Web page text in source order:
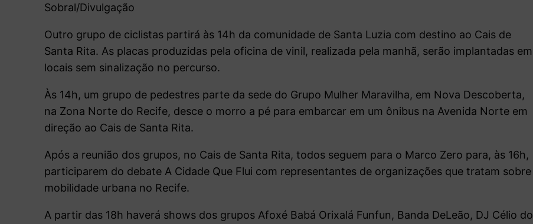
Sobral/Divulgação
Outro grupo de ciclistas partirá às 14h da comunidade de Santa Luzia com destino ao Cais de
Santa Rita. As placas produzidas pela oficina de vinil, realizada pela manhã, serão implantadas em
locais sem sinalização no percurso.
Às 14h, um grupo de pedestres parte da sede do Grupo Mulher Maravilha, em Nova Descoberta,
na Zona Norte do Recife, desce o morro a pé para embarcar em um ônibus na Avenida Norte em
direção ao Cais de Santa Rita.
Após a reunião dos grupos, no Cais de Santa Rita, todos seguem para o Marco Zero para, às 16h,
participarem do debate A Cidade Que Flui com representantes de organizações que tratam sobre
mobilidade urbana no Recife.
A partir das 18h haverá shows dos grupos Afoxé Babá Orixalá Funfun, Banda DeLeão, DJ Célio do